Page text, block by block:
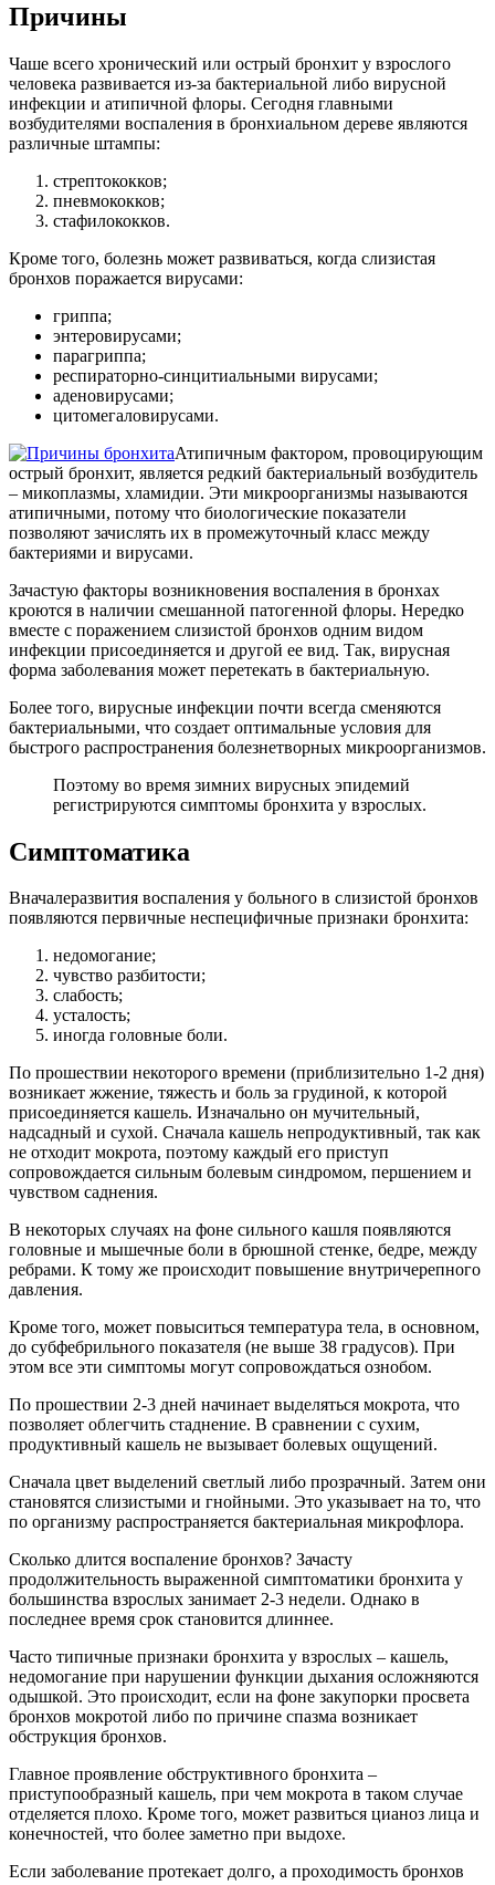
Причины
Чаше всего хронический или острый бронхит у взрослого
человека развивается из-за бактериальной либо вирусной
инфекции и атипичной флоры. Сегодня главными
возбудителями воспаления в бронхиальном дереве являются
различные штампы:
стрептококков;
пневмококков;
стафилококков.
Кроме того, болезнь может развиваться, когда слизистая
бронхов поражается вирусами:
гриппа;
энтеровирусами;
парагриппа;
респираторно-синцитиальными вирусами;
аденовирусами;
цитомегаловирусами.
Атипичным фактором, провоцирующим
острый бронхит, является редкий бактериальный возбудитель
– микоплазмы, хламидии. Эти микроорганизмы называются
атипичными, потому что биологические показатели
позволяют зачислять их в промежуточный класс между
бактериями и вирусами.
Зачастую факторы возникновения воспаления в бронхах
кроются в наличии смешанной патогенной флоры. Нередко
вместе с поражением слизистой бронхов одним видом
инфекции присоединяется и другой ее вид. Так, вирусная
форма заболевания может перетекать в бактериальную.
Более того, вирусные инфекции почти всегда сменяются
бактериальными, что создает оптимальные условия для
быстрого распространения болезнетворных микроорганизмов.
Поэтому во время зимних вирусных эпидемий
регистрируются симптомы бронхита у взрослых.
Симптоматика
Вначалеразвития воспаления у больного в слизистой бронхов
появляются первичные неспецифичные признаки бронхита:
недомогание;
чувство разбитости;
слабость;
усталость;
иногда головные боли.
По прошествии некоторого времени (приблизительно 1-2 дня)
возникает жжение, тяжесть и боль за грудиной, к которой
присоединяется кашель. Изначально он мучительный,
надсадный и сухой. Сначала кашель непродуктивный, так как
не отходит мокрота, поэтому каждый его приступ
сопровождается сильным болевым синдромом, першением и
чувством саднения.
В некоторых случаях на фоне сильного кашля появляются
головные и мышечные боли в брюшной стенке, бедре, между
ребрами. К тому же происходит повышение внутричерепного
давления.
Кроме того, может повыситься температура тела, в основном,
до субфебрильного показателя (не выше 38 градусов). При
этом все эти симптомы могут сопровождаться ознобом.
По прошествии 2-3 дней начинает выделяться мокрота, что
позволяет облегчить стаднение. В сравнении с сухим,
продуктивный кашель не вызывает болевых ощущений.
Сначала цвет выделений светлый либо прозрачный. Затем они
становятся слизистыми и гнойными. Это указывает на то, что
по организму распространяется бактериальная микрофлора.
Сколько длится воспаление бронхов? Зачасту
продолжительность выраженной симптоматики бронхита у
большинства взрослых занимает 2-3 недели. Однако в
последнее время срок становится длиннее.
Часто типичные признаки бронхита у взрослых – кашель,
недомогание при нарушении функции дыхания осложняются
одышкой. Это происходит, если на фоне закупорки просвета
бронхов мокротой либо по причине спазма возникает
обструкция бронхов.
Главное проявление обструктивного бронхита –
приступообразный кашель, при чем мокрота в таком случае
отделяется плохо. Кроме того, может развиться цианоз лица и
конечностей, что более заметно при выдохе.
Если заболевание протекает долго, а проходимость бронхов